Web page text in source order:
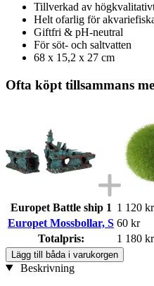
Tillverkad av
Helt ofarlig för
Giftfri & pH-neutral
För söt- och saltvatten
68 x 15,2 x 27 cm
Ofta köpt tillsammans
Europet Battle ship 1 1 120 kr
Europet Mossbollar, S 60 kr
Totalpris:
1 180 kr
Lägg till båda i varukorgen
Beskrivning